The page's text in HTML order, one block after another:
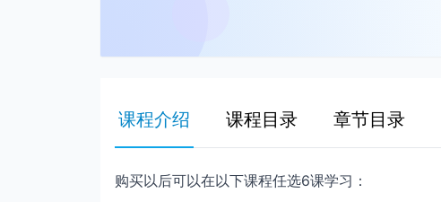
课程介绍 课程目录 章节目录
购买以后可以在以下课程任选6课学习：